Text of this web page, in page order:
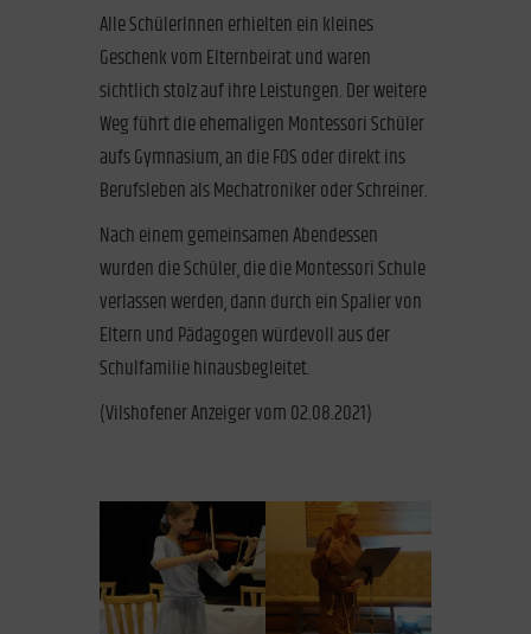
Alle SchülerInnen erhielten ein kleines
Geschenk vom Elternbeirat und waren
sichtlich stolz auf ihre Leistungen. Der weitere
Weg führt die ehemaligen Montessori Schüler
aufs Gymnasium, an die FOS oder direkt ins
Berufsleben als Mechatroniker oder Schreiner.
Nach einem gemeinsamen Abendessen
wurden die Schüler, die die Montessori Schule
verlassen werden, dann durch ein Spalier von
Eltern und Pädagogen würdevoll aus der
Schulfamilie hinausbegleitet.
(Vilshofener Anzeiger vom 02.08.2021)